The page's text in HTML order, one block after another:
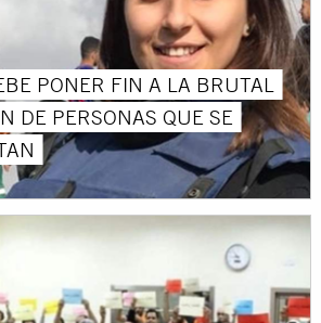
PONER FIN A LA BRUTAL
DE PERSONAS QUE SE